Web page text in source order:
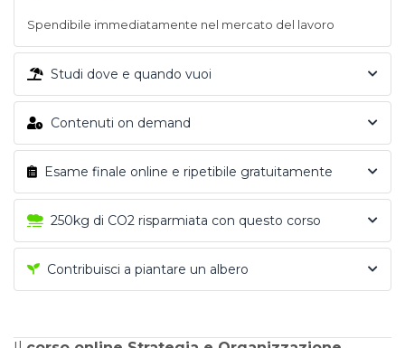
Spendibile immediatamente nel mercato del lavoro
Studi dove e quando vuoi
Contenuti on demand
Esame finale online e ripetibile gratuitamente
250kg di CO2 risparmiata con questo corso
Contribuisci a piantare un albero